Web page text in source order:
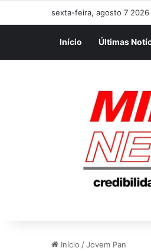
sexta-feira, agosto 7 2026
Início Últimas
Início /Jovem Pan